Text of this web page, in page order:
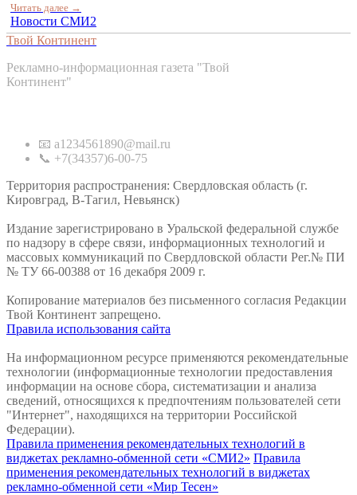
Читать далее →
Новости СМИ2
Твой Континент
Рекламно-информационная газета "Твой
Континент"
📧 a1234561890@mail.ru
📞 +7(34357)6-00-75
Территория распространения: Свердловская область (г.
Кировград, В-Тагил, Невьянск)
Издание зарегистрировано в Уральской федеральной службе
по надзору в сфере связи, информационных технологий и
массовых коммуникаций по Свердловской области Рег.№ ПИ
№ ТУ 66-00388 от 16 декабря 2009 г.
Копирование материалов без письменного согласия Редакции
Твой Континент запрещено.
Правила использования сайта
На информационном ресурсе применяются рекомендательные
технологии (информационные технологии предоставления
информации на основе сбора, систематизации и анализа
сведений, относящихся к предпочтениям пользователей сети
"Интернет", находящихся на территории Российской
Федерации).
Правила применения рекомендательных технологий в
виджетах рекламно-обменной сети «СМИ2» Правила
применения рекомендательных технологий в виджетах
рекламно-обменной сети «Мир Тесен»